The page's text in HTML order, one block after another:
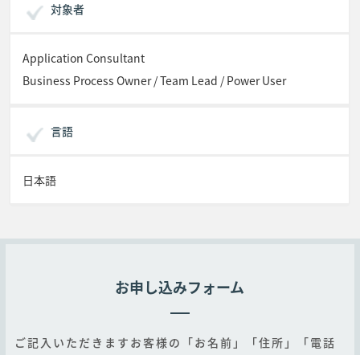
対象者
Application Consultant
Business Process Owner / Team Lead / Power User
言語
日本語
お申し込みフォーム
ご記入いただきますお客様の「お名前」「住所」「電話